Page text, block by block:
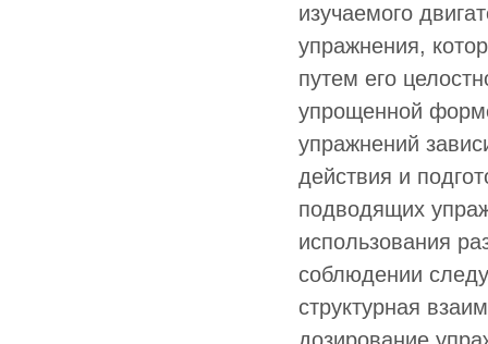
изучаемого
упражнения,
путем его
упрощенной
упражнений
действия и
подводящих
использования
соблюдении
структурная